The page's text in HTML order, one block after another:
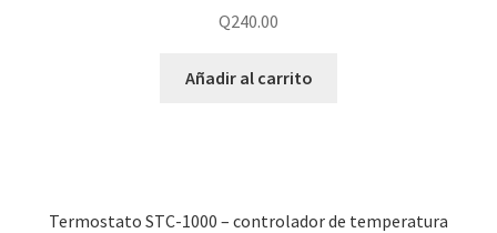
Q240.00
Añadir al carrito
Termostato STC-1000 – controlador de temperatura